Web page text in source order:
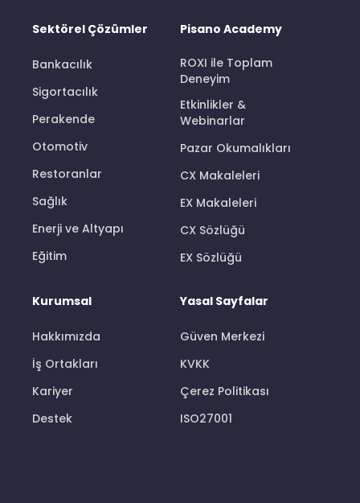
Sektörel Çözümler
Bankacılık
Sigortacılık
Perakende
Otomotiv
Restoranlar
Sağlık
Enerji ve Altyapı
Eğitim
Pisano Academy
ROXI ile Toplam
Deneyim
Etkinlikler &
Webinarlar
Pazar Okumalıkları
CX Makaleleri
EX Makaleleri
CX Sözlüğü
EX Sözlüğü
Kurumsal
Hakkımızda
İş Ortakları
Kariyer
Destek
Yasal Sayfalar
Güven Merkezi
KVKK
Çerez Politikası
ISO27001